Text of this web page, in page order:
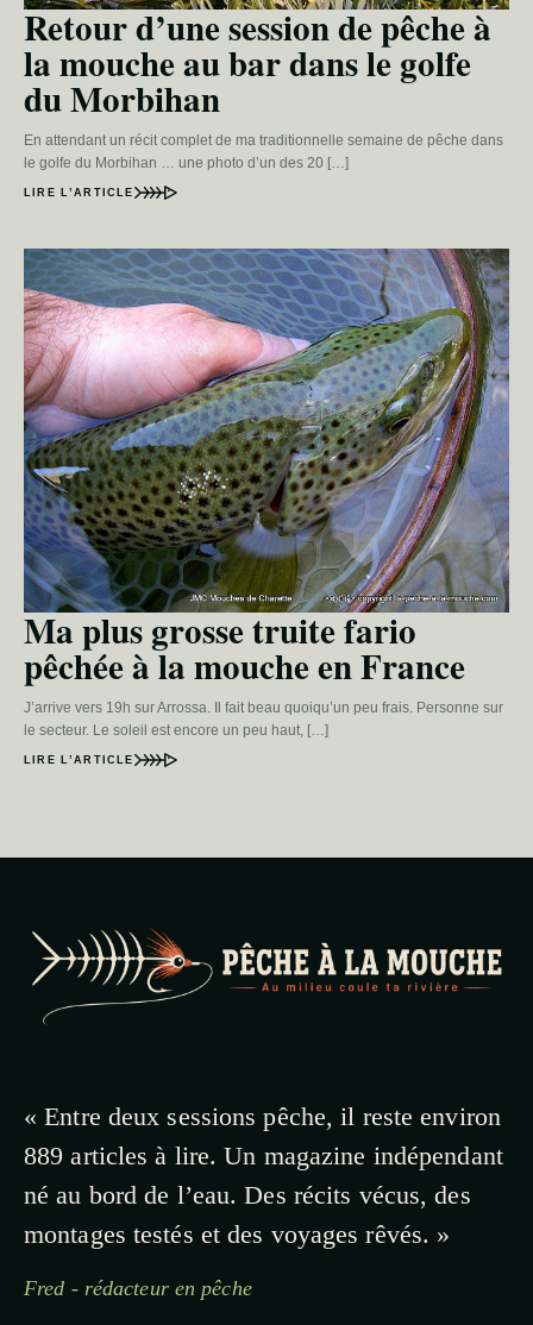
Retour d’une session de pêche à
la mouche au bar dans le golfe
du Morbihan
En attendant un récit complet de ma traditionnelle semaine de pêche dans
le golfe du Morbihan … une photo d’un des 20 […]
LIRE L’ARTICLE
Ma plus grosse truite fario
pêchée à la mouche en France
J’arrive vers 19h sur Arrossa. Il fait beau quoiqu’un peu frais. Personne sur
le secteur. Le soleil est encore un peu haut, […]
LIRE L’ARTICLE
« Entre deux sessions pêche, il reste environ
889 articles à lire. Un magazine indépendant
né au bord de l’eau. Des récits vécus, des
montages testés et des voyages rêvés. »
Fred - rédacteur en pêche